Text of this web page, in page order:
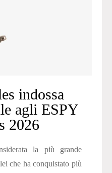
indossa
agli ESPY
2026
la più grande
che ha conquistato più